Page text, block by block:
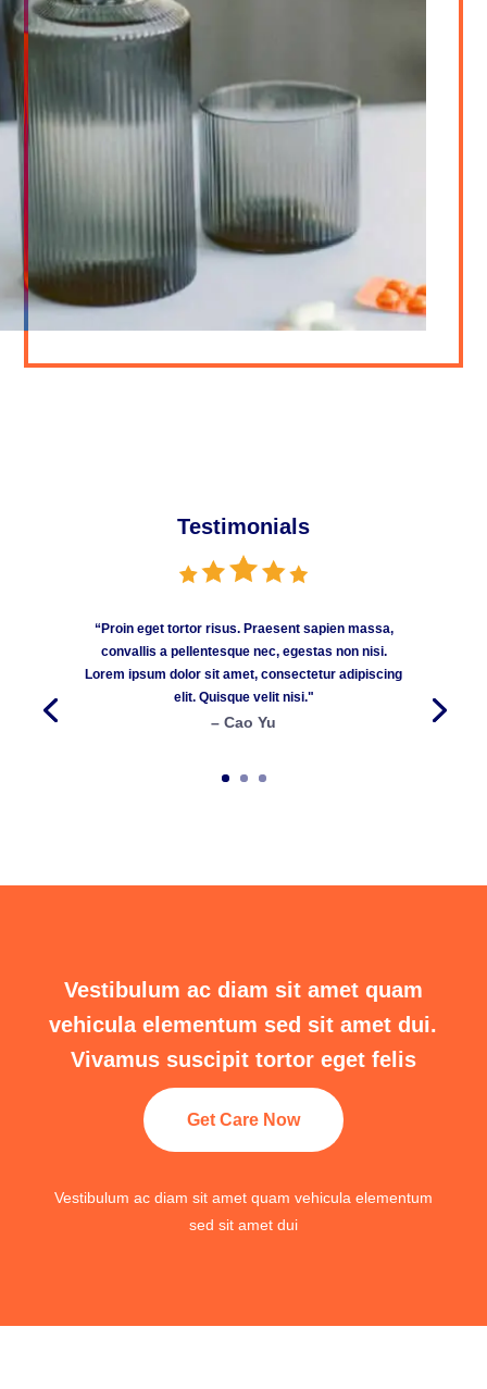
Testimonials
“Proin eget tortor risus. Praesent sapien massa,
convallis a pellentesque nec, egestas non nisi.
Lorem ipsum dolor sit amet, consectetur adipiscing
elit. Quisque velit nisi."
– Cao Yu
Vestibulum ac diam sit amet quam
vehicula elementum sed sit amet dui.
Vivamus suscipit tortor eget felis
Get Care Now
Vestibulum ac diam sit amet quam vehicula elementum
sed sit amet dui